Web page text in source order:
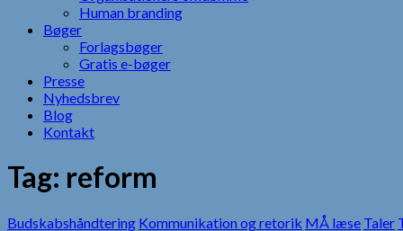
Human branding
Bøger
Forlagsbøger
Gratis e-bøger
Presse
Nyhedsbrev
Blog
Kontakt
Tag: reform
Budskabshåndtering Kommunikation og retorik MÅ læse Taler